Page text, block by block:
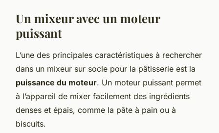
Un mixeur avec un moteur
puissant
L’une des principales caractéristiques à rechercher
dans un mixeur sur socle pour la pâtisserie est la
puissance du moteur. Un moteur puissant permet
à l’appareil de mixer facilement des ingrédients
denses et épais, comme la pâte à pain ou à
biscuits.